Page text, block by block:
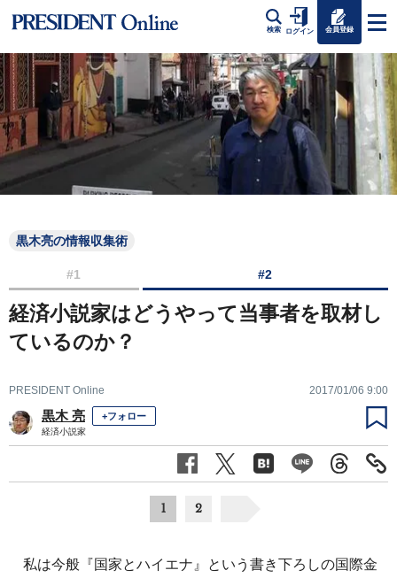
検索 ログイン 会員登録
黒木亮の情報収集術
#1 #2
経済小説家はどうやって当事者を取材し
ているのか？
PRESIDENT Online 2017/01/06 9:00
黒木 亮 +フォロー
経済小説家
1 2
私は今般『国家とハイエナ』という書き下ろしの国際金